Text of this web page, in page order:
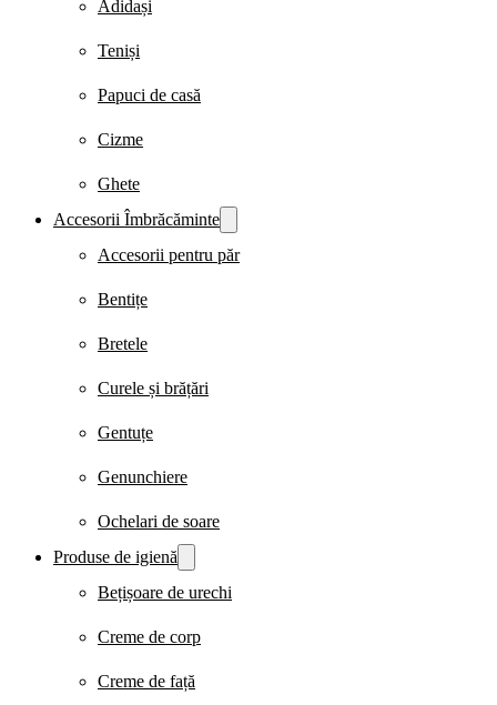
Adidași
Teniși
Papuci de casă
Cizme
Ghete
Accesorii Îmbrăcăminte
Accesorii pentru păr
Bentițe
Bretele
Curele și brățări
Gentuțe
Genunchiere
Ochelari de soare
Produse de igienă
Bețișoare de urechi
Creme de corp
Creme de față